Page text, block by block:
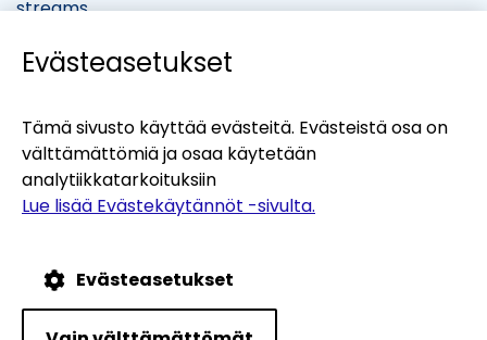
streams
Evästekäytännöt Tietosuojaseloste
palveluun)
Yhteystiedot
Verkkopalvelukumppanit:
Evästeasetukset
Tämä sivusto käyttää evästeitä. Evästeistä osa on
välttämättömiä ja osaa käytetään
analytiikkatarkoituksiin
Lue lisää Evästekäytännöt -sivulta.
Evästeasetukset